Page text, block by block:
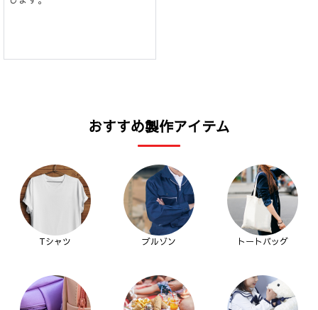
おすすめ製作アイテム
Tシャツ ブルゾン トートバッグ